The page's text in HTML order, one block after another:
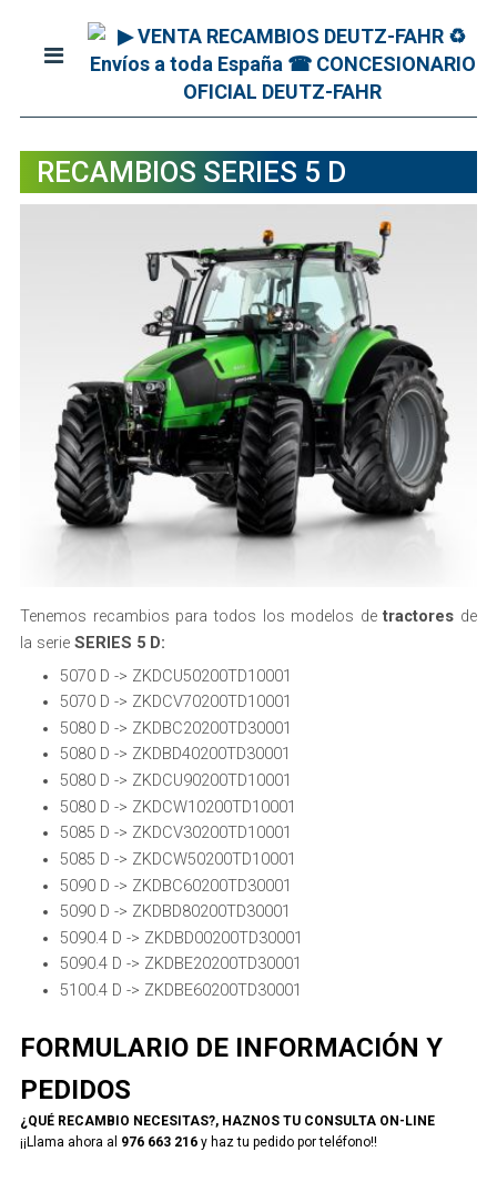
RECAMBIOS SERIES 5 D
Tenemos recambios para todos los modelos detractores de
la serie SERIES 5 D:
5070 D -> ZKDCU50200TD10001
5070 D -> ZKDCV70200TD10001
5080 D -> ZKDBC20200TD30001
5080 D -> ZKDBD40200TD30001
5080 D -> ZKDCU90200TD10001
5080 D -> ZKDCW10200TD10001
5085 D -> ZKDCV30200TD10001
5085 D -> ZKDCW50200TD10001
5090 D -> ZKDBC60200TD30001
5090 D -> ZKDBD80200TD30001
5090.4 D -> ZKDBD00200TD30001
5090.4 D -> ZKDBE20200TD30001
5100.4 D -> ZKDBE60200TD30001
FORMULARIO DE INFORMACIÓN Y
PEDIDOS
¿QUÉ RECAMBIO NECESITAS?, HAZNOS TU CONSULTA ON-LINE
¡¡Llama ahora al 976 663 216y haz tu pedido por teléfono!!